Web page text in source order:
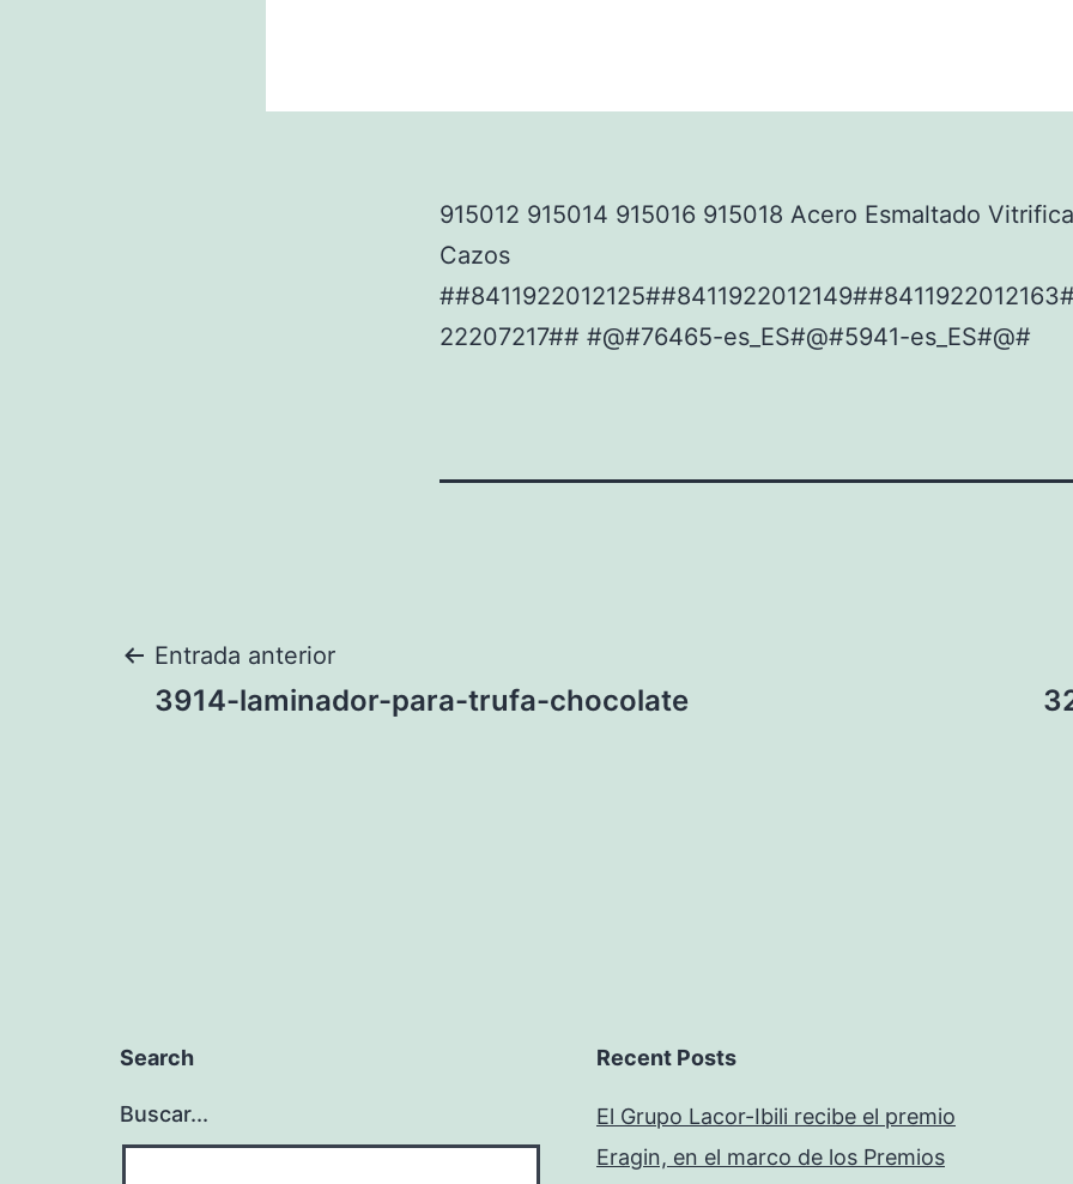
915012 915014 915016 915018 Acero Esmaltado
Cazos
22207217## #@#76465-es_ES#@#5941-es_ES#@#
Navegación
Entrada anterior
3914-laminador-para-trufa-chocolate
Search
Buscar...
Recent Posts
El Grupo Lacor-Ibili recibe el premio
Eragin, en el marco de los Premios